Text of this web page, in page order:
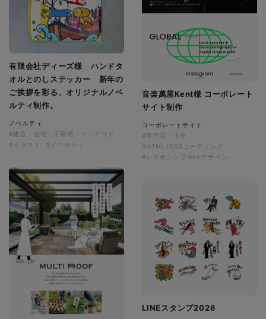
音楽萬屋Kent様 コーポレート
サイト制作
コーポレートサイト
#専門店・小売
#HTML/CSSコーディング
#レスポンシブWebデザイン
有限会社ディーズ様 ハンドタ
オルとのしステッカー 新年の
ご挨拶を彩る、オリジナルノベ
ルティ制作。
ノベルティ
#建設・住宅・不動産・インテリア
#イラスト
#ノベルティ
LINEスタンプ2026